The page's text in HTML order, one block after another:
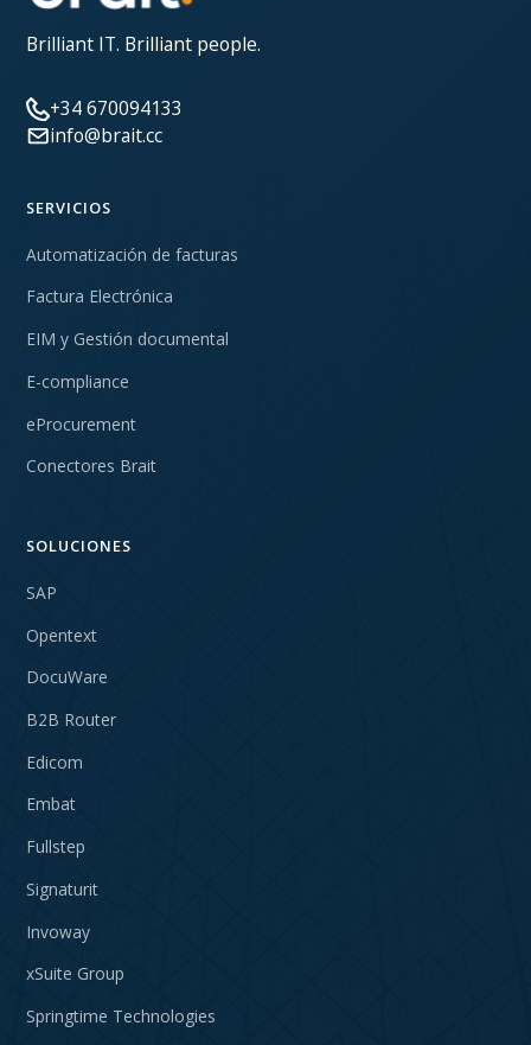
Brilliant IT. Brilliant people.
+34 670094133
info@brait.cc
SERVICIOS
Automatización de facturas
Factura Electrónica
EIM y Gestión documental
E-compliance
eProcurement
Conectores Brait
SOLUCIONES
SAP
Opentext
DocuWare
B2B Router
Edicom
Embat
Fullstep
Signaturit
Invoway
xSuite Group
Springtime Technologies